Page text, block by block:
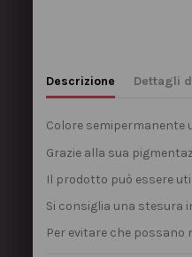
Descrizione Dettagli
Colore semipermanente
Grazie alla sua
Il prodotto può essere
Si consiglia una stesura
Per evitare che